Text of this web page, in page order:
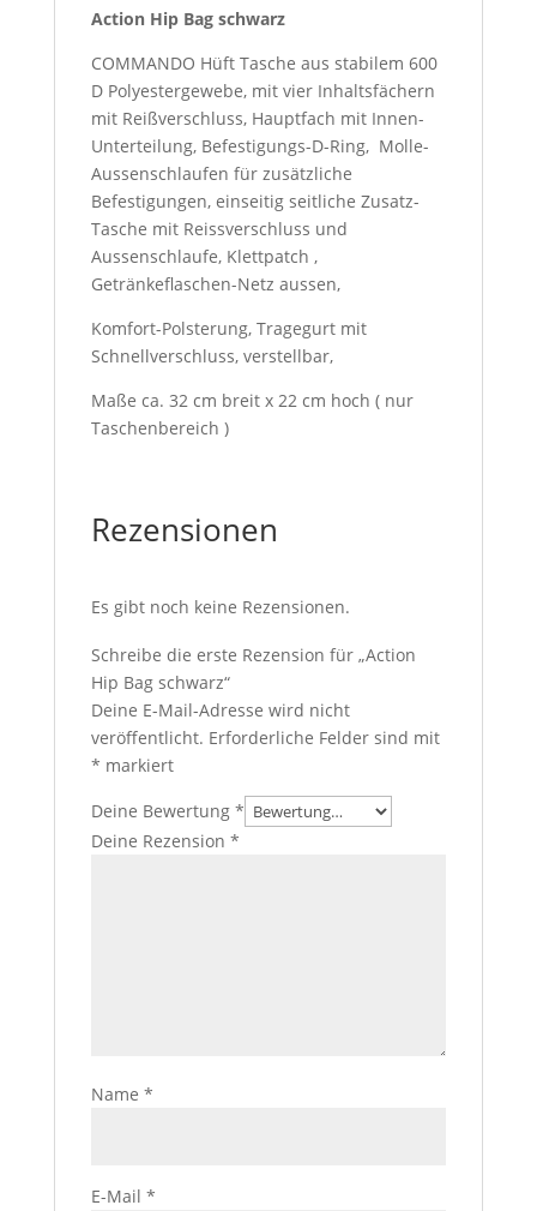
Action Hip Bag schwarz
COMMANDO Hüft Tasche aus stabilem 600
D Polyestergewebe, mit vier Inhaltsfächern
mit Reißverschluss, Hauptfach mit Innen-
Unterteilung, Befestigungs-D-Ring, Molle-
Aussenschlaufen für zusätzliche
Befestigungen, einseitig seitliche Zusatz-
Tasche mit Reissverschluss und
Aussenschlaufe, Klettpatch ,
Getränkeflaschen-Netz aussen,
Komfort-Polsterung, Tragegurt mit
Schnellverschluss, verstellbar,
Maße ca. 32 cm breit x 22 cm hoch ( nur
Taschenbereich )
Rezensionen
Es gibt noch keine Rezensionen.
Schreibe die erste Rezension für „Action
Hip Bag schwarz“
Deine E-Mail-Adresse wird nicht
veröffentlicht. Erforderliche Felder sind mit
* markiert
Deine Bewertung *
Deine Rezension *
Name *
E-Mail *